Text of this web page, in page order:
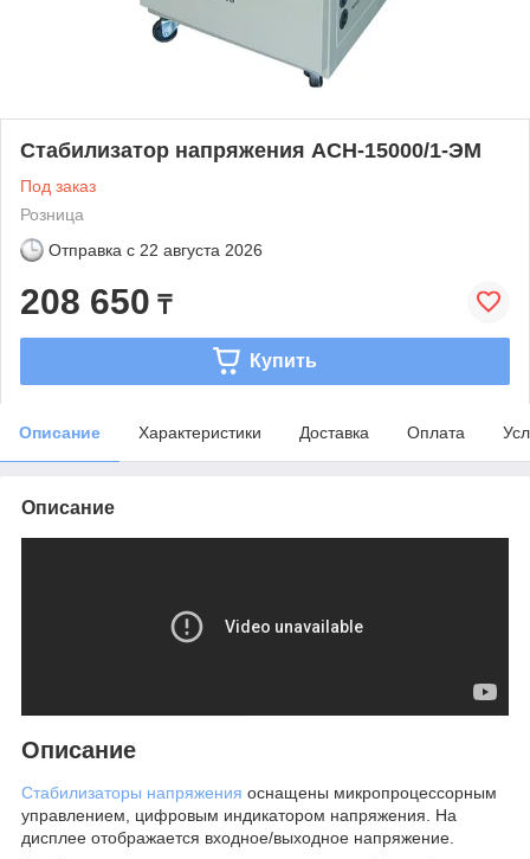
Стабилизатор напряжения ACH-15000/1-ЭМ
Под заказ
Розница
Отправка с 22 августа 2026
208 650 ₸
Купить
Описание Характеристики Доставка Оплата
Описание
Описание
Стабилизаторы напряжения оснащены микропроцессорным
управлением, цифровым индикатором напряжения. На
дисплее отображается входное/выходное напряжение.